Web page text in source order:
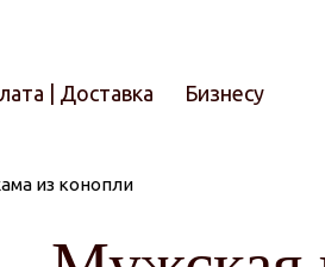
| Доставка Бизнесу
из конопли